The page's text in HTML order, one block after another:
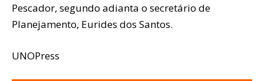
Pescador, segundo adianta o secretário de
Planejamento, Eurides dos Santos.
UNOPress